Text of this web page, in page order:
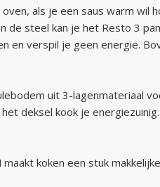
als je een saus warm
de steel kan je het Resto 3
verspil je geen energie.
uit 3-lagenmateriaal
deksel kook je
maakt koken een stuk